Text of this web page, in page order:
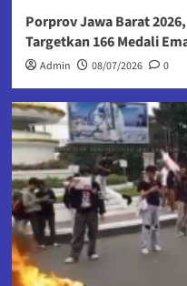
Porprov Jawa Barat
Targetkan 166 Medali
Admin 08/07/2026 0